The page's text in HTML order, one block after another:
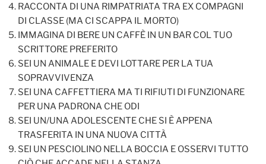
RACCONTA DI UNA RIMPATRIATA TRA EX COMPAGNI
DI CLASSE (MA CI SCAPPA IL MORTO)
IMMAGINA DI BERE UN CAFFÈ IN UN BAR COL TUO
SCRITTORE PREFERITO
SEI UN ANIMALE E DEVI LOTTARE PER LA TUA
SOPRAVVIVENZA
SEI UNA CAFFETTIERA MA TI RIFIUTI DI FUNZIONARE
PER UNA PADRONA CHE ODI
SEI UN/UNA ADOLESCENTE CHE SI È APPENA
TRASFERITA IN UNA NUOVA CITTÀ
SEI UN PESCIOLINO NELLA BOCCIA E OSSERVI TUTTO